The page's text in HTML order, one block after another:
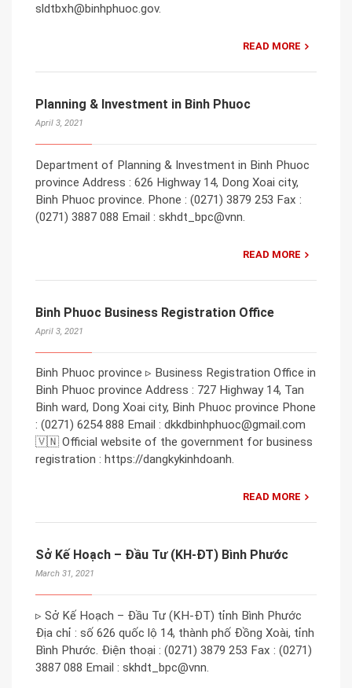
sldtbxh@binhphuoc.gov.
READ MORE
Planning & Investment in Binh Phuoc
April 3, 2021
Department of Planning & Investment in Binh Phuoc
province Address : 626 Highway 14, Dong Xoai city,
Binh Phuoc province. Phone : (0271) 3879 253 Fax :
(0271) 3887 088 Email : skhdt_bpc@vnn.
READ MORE
Binh Phuoc Business Registration Office
April 3, 2021
Binh Phuoc province ▹ Business Registration Office in
Binh Phuoc province Address : 727 Highway 14, Tan
Binh ward, Dong Xoai city, Binh Phuoc province Phone
: (0271) 6254 888 Email : dkkdbinhphuoc@gmail.com
🇻🇳 Official website of the government for business
registration : https://dangkykinhdoanh.
READ MORE
Sở Kế Hoạch – Đầu Tư (KH-ĐT) Bình Phước
March 31, 2021
▹ Sở Kế Hoạch – Đầu Tư (KH-ĐT) tỉnh Bình Phước
Địa chỉ : số 626 quốc lộ 14, thành phố Đồng Xoài, tỉnh
Bình Phước. Điện thoại : (0271) 3879 253 Fax : (0271)
3887 088 Email : skhdt_bpc@vnn.